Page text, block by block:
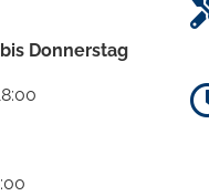
Donnerstag